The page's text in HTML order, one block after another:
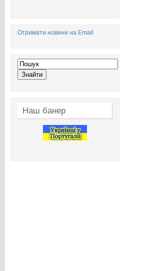
Отримати новини на Email
Наш банер